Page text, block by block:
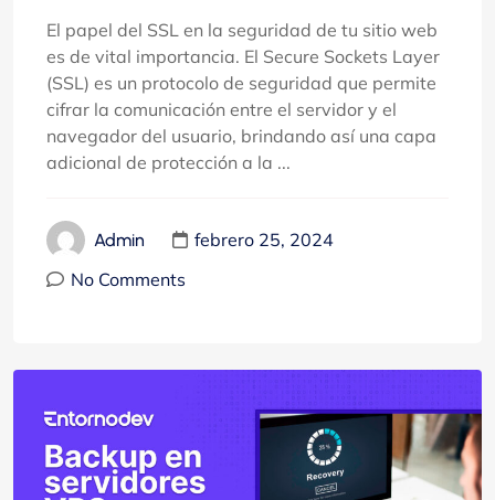
El papel del SSL en la seguridad de tu sitio web
es de vital importancia. El Secure Sockets Layer
(SSL) es un protocolo de seguridad que permite
cifrar la comunicación entre el servidor y el
navegador del usuario, brindando así una capa
adicional de protección a la ...
Admin
febrero 25, 2024
No Comments